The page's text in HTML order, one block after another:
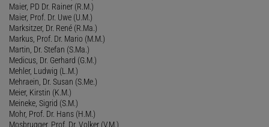
Maier, PD Dr. Rainer (R.M.)
Maier, Prof. Dr. Uwe (U.M.)
Marksitzer, Dr. René (R.Ma.)
Markus, Prof. Dr. Mario (M.M.)
Martin, Dr. Stefan (S.Ma.)
Medicus, Dr. Gerhard (G.M.)
Mehler, Ludwig (L.M.)
Mehraein, Dr. Susan (S.Me.)
Meier, Kirstin (K.M.)
Meineke, Sigrid (S.M.)
Mohr, Prof. Dr. Hans (H.M.)
Mosbrugger, Prof. Dr. Volker (V.M.)